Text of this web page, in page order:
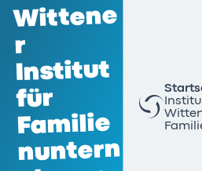
Wittene
r
Institut
für
Familie
nuntern